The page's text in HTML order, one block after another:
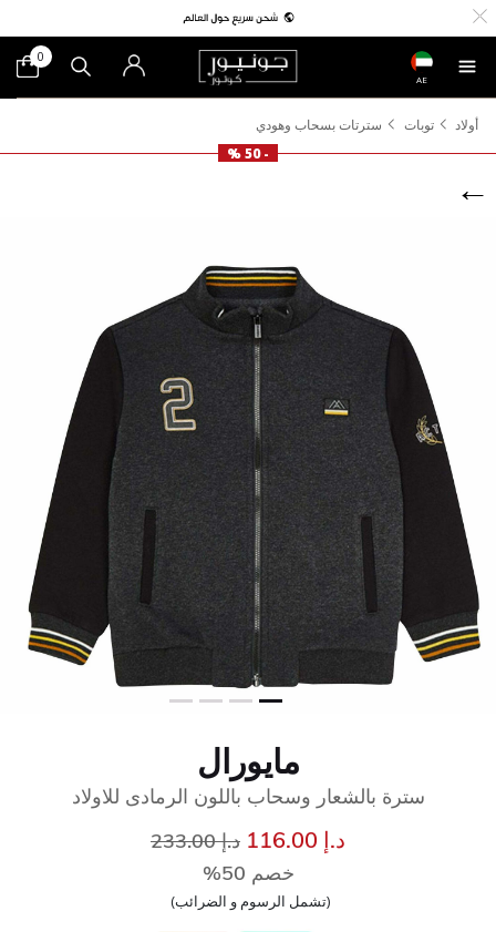
AE
0
أولاد توبات
سترتات بسحاب وهودي
- 50 %
مايورال
سترة بالشعار وسحاب باللون الرمادى للاولاد
د.إ 116.00 سعر مخفض مند.إ 233.00
خصم 50%
(تشمل الرسوم و الضرائب)